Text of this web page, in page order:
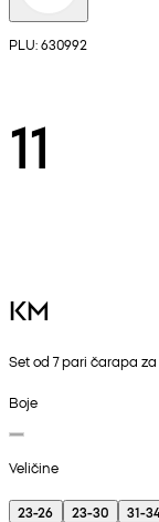
PLU: 630992
11
KM
Set od 7 pari čarapa
Boje
Veličine
23-26 23-30 31-